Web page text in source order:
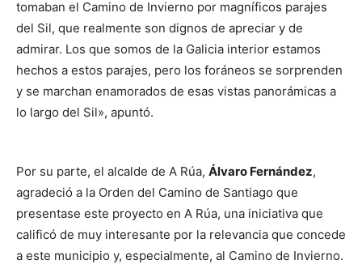
tomaban el Camino de Invierno por magníficos parajes
del Sil, que realmente son dignos de apreciar y de
admirar. Los que somos de la Galicia interior estamos
hechos a estos parajes, pero los foráneos se sorprenden
y se marchan enamorados de esas vistas panorámicas a
lo largo del Sil», apuntó.
Por su parte, el alcalde de A Rúa, Álvaro Fernández,
agradeció a la Orden del Camino de Santiago que
presentase este proyecto en A Rúa, una iniciativa que
calificó de muy interesante por la relevancia que concede
a este municipio y, especialmente, al Camino de Invierno.